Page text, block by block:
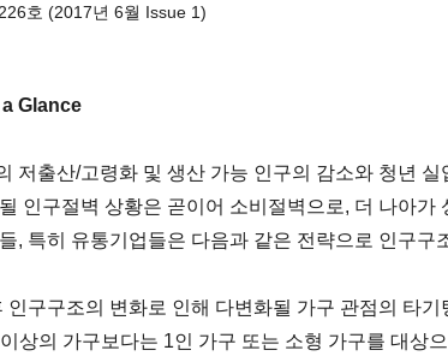
226호 (2017년 6월 Issue 1)
Glance
저출산/고령화 및 생산 가능 인구의 감소와 청년 실
인구절벽 상황은 곧이어 소비절벽으로, 더 나아가
, 특히 유통기업들은 다음과 같은 전략으로 인구구
인구구조의 변화로 인해 다변화될 가구 관점의 타기
상의 가구보다는 1인 가구 또는 소형 가구를 대상으